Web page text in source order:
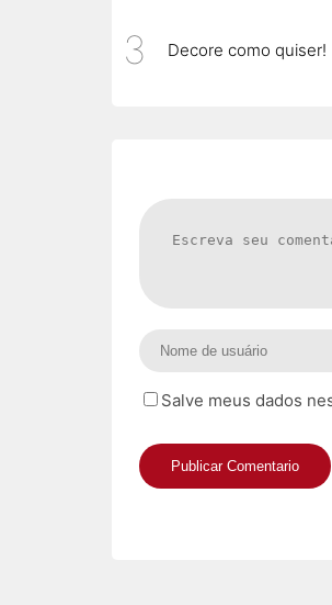
Decore como quiser!
Salve meus dados